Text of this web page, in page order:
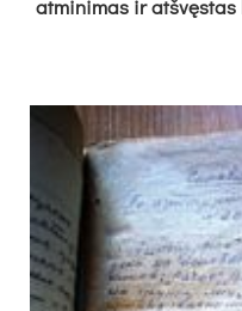
at­mi­ni­mas ir at­švęs­tas